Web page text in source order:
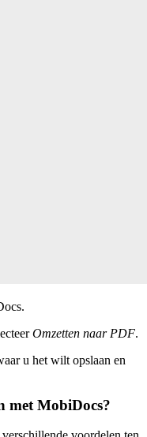
Omzetten naar PDF.
u het wilt opslaan en
met MobiDocs?